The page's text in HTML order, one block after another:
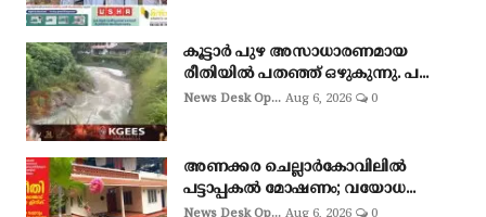
കൂട്ടാർ പുഴ അസാധാരണമായ
രീതിയിൽ പതഞ്ഞ് ഒഴുകുന്നു. പ...
News Desk Op... Aug 6, 2026 0
അണക്കര ചെല്ലാര്‍കോവിലില്‍
പട്ടാപ്പകല്‍ മോഷണം; വയോധ...